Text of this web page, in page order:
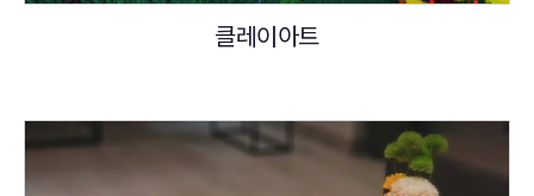
클레이아트